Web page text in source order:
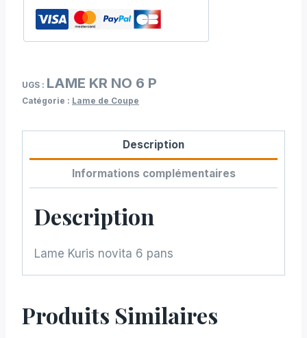
novita
6
UGS : LAME KR NO 6 P
Catégorie : Lame de Coupe
Description
Informations complémentaires
Description
Lame Kuris novita 6 pans
Produits Similaires